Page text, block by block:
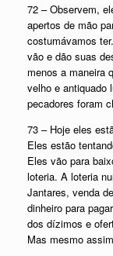
72 – Observem,
apertos de mão
costumávamos
vão e dão suas
menos a maneira
velho e antiquado
pecadores foram
73 – Hoje eles
Eles estão
Eles vão para
loteria. A loteria
Jantares, venda
dinheiro para
dos dízimos e
Mas mesmo